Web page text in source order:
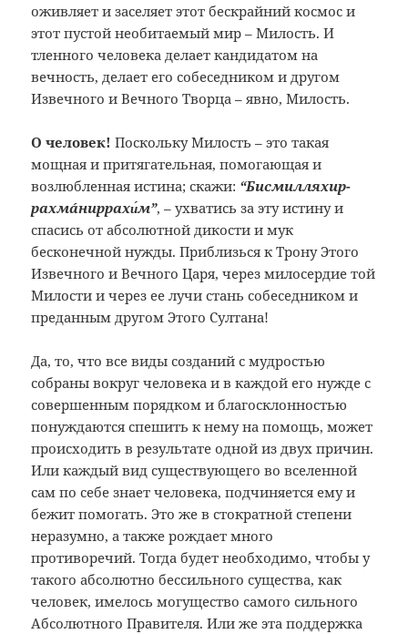
оживляет и заселяет этот бескрайний космос и
этот пустой необитаемый мир – Милость. И
тленного человека делает кандидатом на
вечность, делает его собеседником и другом
Извечного и Вечного Творца – явно, Милость.
О человек! Поскольку Милость – это такая
мощная и притягательная, помогающая и
возлюбленная истина; скажи: “Бисмилляхир­
рахмáнир­рахи́м”, – ухватись за эту истину и
спасись от абсолютной дикости и мук
бесконечной нужды. Приблизься к Трону Этого
Извечного и Вечного Царя, через милосердие той
Милости и через ее лучи стань собеседником и
преданным другом Этого Султана!
Да, то, что все виды созданий с мудростью
собраны вокруг человека и в каждой его нужде с
совершенным порядком и благосклонностью
понуждаются спешить к нему на помощь, может
происходить в результате одной из двух причин.
Или каждый вид существующего во вселенной
сам по себе знает человека, подчиняется ему и
бежит помогать. Это же в стократной степени
неразумно, а также рождает много
противоречий. Тогда будет необходимо, чтобы у
такого абсолютно бессильного существа, как
человек, имелось могущество самого сильного
Абсолютного Правителя. Или же эта поддержка